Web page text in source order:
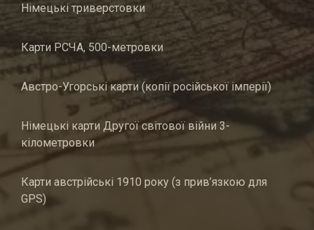
Німецькі триверстовки
Карти РСЧА, 500-метровки
Австро-Угорські карти (копії російської імперії)
Німецькі карти Другої світової війни 3-
кілометровки
Карти австрійські 1910 року (з прив’язкою для
GPS)